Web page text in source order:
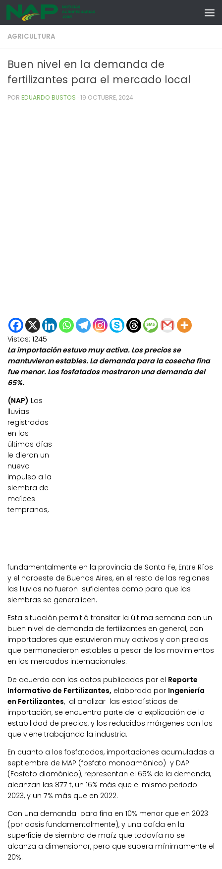
Skip to content
AGRICULTURA
Buen nivel en la demanda de
fertilizantes para el mercado local
POR EDUARDO BUSTOS · 19 OCTUBRE, 2024
Vistas: 1245
La importación estuvo muy activa. Los precios se
mantuvieron estables. La demanda para la cosecha fina
fue menor. Los fosfatados mostraron una demanda del
65%.
(NAP) Las
lluvias
registradas
en los
últimos días
le dieron un
nuevo
impulso a la
siembra de
maíces
tempranos,
fundamentalmente en la provincia de Santa Fe, Entre Ríos
y el noroeste de Buenos Aires, en el resto de las regiones
las lluvias no fueron suficientes como para que las
siembras se generalicen.
Esta situación permitió transitar la última semana con un
buen nivel de demanda de fertilizantes en general, con
importadores que estuvieron muy activos y con precios
que permanecieron estables a pesar de los movimientos
en los mercados internacionales.
De acuerdo con los datos publicados por el Reporte
Informativo de Fertilizantes, elaborado por Ingeniería
en Fertilizantes, al analizar las estadísticas de
importación, se encuentra parte de la explicación de la
estabilidad de precios, y los reducidos márgenes con los
que viene trabajando la industria.
En cuanto a los fosfatados, importaciones acumuladas a
septiembre de MAP (fosfato monoamónico) y DAP
(Fosfato diamónico), representan el 65% de la demanda,
alcanzan las 877 t, un 16% más que el mismo periodo
2023, y un 7% más que en 2022.
Con una demanda para fina en 10% menor que en 2023
(por dosis fundamentalmente), y una caída en la
superficie de siembra de maíz que todavía no se
alcanza a dimensionar, pero que supera mínimamente el
20%.